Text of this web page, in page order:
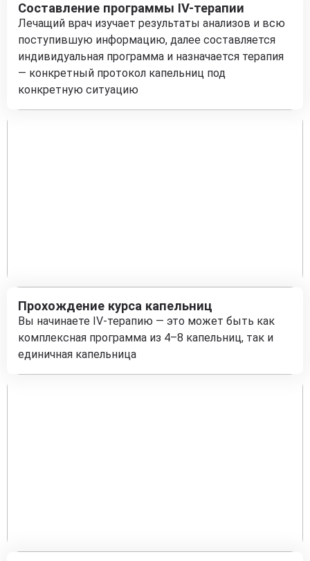
Составление программы IV-терапии
Лечащий врач изучает результаты анализов и всю
поступившую информацию, далее составляется
индивидуальная программа и назначается терапия
— конкретный протокол капельниц под
конкретную ситуацию
Прохождение курса капельниц
Вы начинаете IV-терапию — это может быть как
комплексная программа из 4–8 капельниц, так и
единичная капельница